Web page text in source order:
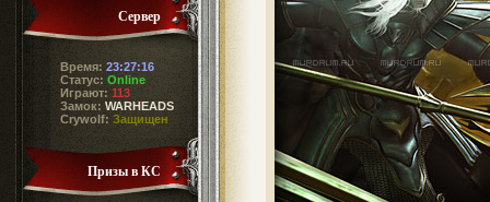
Сервер
Время: 23:27:17
Статус: Online
Играют: 113
Замок: WARHEADS
Crywolf: Защищен
Призы в КС